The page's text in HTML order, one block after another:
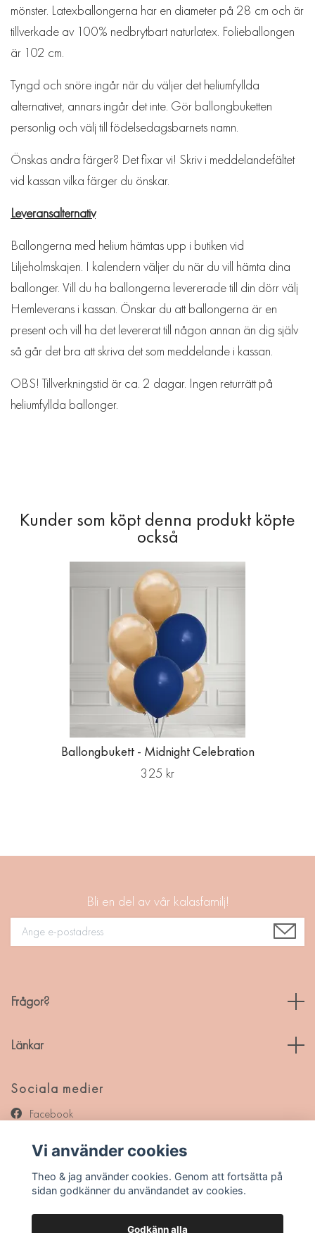
mönster. Latexballongerna har en diameter på 28 cm och är
tillverkade av 100% nedbrytbart naturlatex. Folieballongen
är 102 cm.
Tyngd och snöre ingår när du väljer det heliumfyllda
alternativet, annars ingår det inte. Gör ballongbuketten
personlig och välj till födelsedagsbarnets namn.
Önskas andra färger? Det fixar vi! Skriv i meddelandefältet
vid kassan vilka färger du önskar.
Leveransalternativ
Ballongerna med helium hämtas upp i butiken vid
Liljeholmskajen. I kalendern väljer du när du vill hämta dina
ballonger. Vill du ha ballongerna levererade till din dörr välj
Hemleverans i kassan. Önskar du att ballongerna är en
present och vill ha det levererat till någon annan än dig själv
så går det bra att skriva det som meddelande i kassan.
OBS! Tillverkningstid är ca. 2 dagar. Ingen returrätt på
heliumfyllda ballonger.
Ballongbukett - Midnight Celebration
325 kr
Bli en del av vår kalasfamilj!
Frågor?
Länkar
Sociala medier
Facebook
Pinterest
Vi använder cookies
Theo & jag använder cookies. Genom att fortsätta på
sidan godkänner du användandet av cookies.
Godkänn alla